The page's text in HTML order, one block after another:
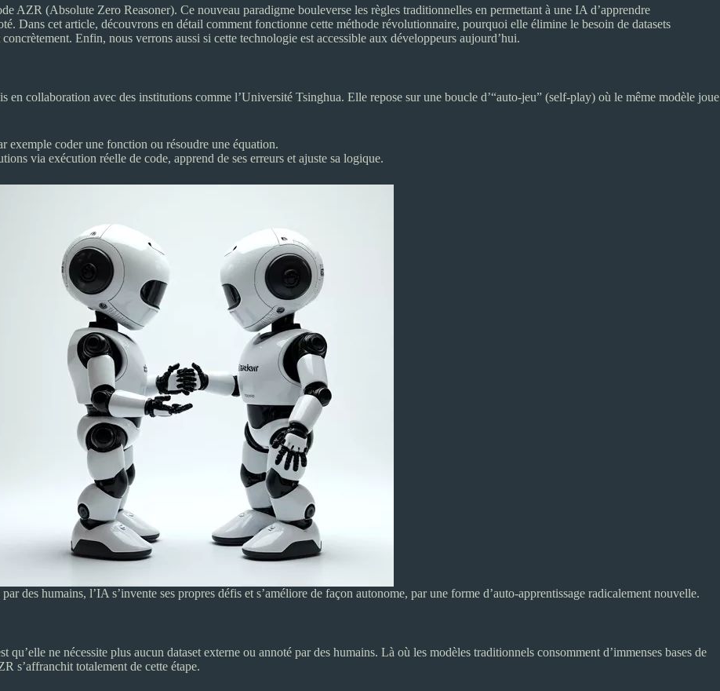
AZR (Absolute Zero Reasoner). Ce nouveau paradigme bouleverse les règles traditionnelles en permettant à une IA d’apprendre
Dans cet article, découvrons en détail comment fonctionne cette méthode révolutionnaire, pourquoi elle élimine le besoin de datasets
Enfin, nous verrons aussi si cette technologie est accessible aux développeurs aujourd’hui.
en collaboration avec des institutions comme l’Université Tsinghua. Elle repose sur une boucle d’“auto-jeu” (self-play) où le même modèle joue
exemple coder une fonction ou résoudre une équation.
via exécution réelle de code, apprend de ses erreurs et ajuste sa logique.
des humains, l’IA s’invente ses propres défis et s’améliore de façon autonome, par une forme d’auto-apprentissage radicalement nouvelle.
ne nécessite plus aucun dataset externe ou annoté par des humains. Là où les modèles traditionnels consomment d’immenses bases de
s’affranchit totalement de cette étape.